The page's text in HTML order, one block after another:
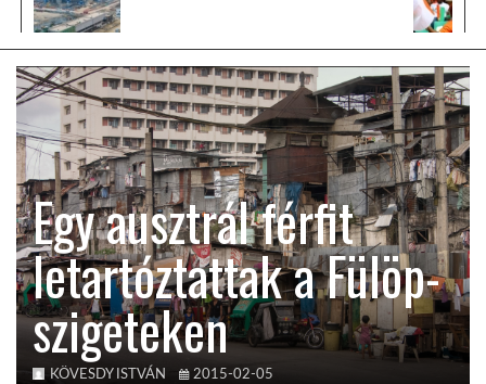
LATIN-AMERIKA
KÖZEL-KELET
AUSZTRÁLIA
A VILÁG ITTHON
Egy ausztrál férfit
letartóztattak a Fülöp-
szigeteken
KÖVESDY ISTVÁN 2015-02-05